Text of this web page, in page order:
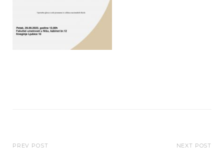
PREV POST NEXT POST